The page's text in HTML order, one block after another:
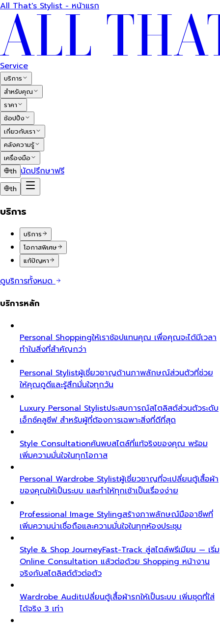
All That's Stylist - หน้าแรก
Service
บริการ
สำหรับคุณ
ราคา
ช้อปปิ้ง
เกี่ยวกับเรา
คลังความรู้
เครื่องมือ
th นัดปรึกษาฟรี
th
บริการ
บริการ
โอกาสพิเศษ
แก้ปัญหา
ดูบริการทั้งหมด
บริการหลัก
Personal Shoppingให้เราช้อปแทนคุณ เพื่อคุณจะได้มีเวลา
ทำในสิ่งที่สำคัญกว่า
Personal Stylistผู้เชี่ยวชาญด้านภาพลักษณ์ส่วนตัวที่ช่วย
ให้คุณดูดีและรู้สึกมั่นใจทุกวัน
Luxury Personal Stylistประสบการณ์สไตลิสต์ส่วนตัวระดับ
เอ็กซ์คลูซีฟ สำหรับผู้ที่ต้องการเฉพาะสิ่งที่ดีที่สุด
Style Consultationค้นพบสไตล์ที่แท้จริงของคุณ พร้อม
เพิ่มความมั่นใจในทุกโอกาส
Personal Wardrobe Stylistผู้เชี่ยวชาญที่จะเปลี่ยนตู้เสื้อผ้า
ของคุณให้เป็นระบบ และทำให้ทุกเช้าเป็นเรื่องง่าย
Professional Image Stylingสร้างภาพลักษณ์มืออาชีพที่
เพิ่มความน่าเชื่อถือและความมั่นใจในทุกห้องประชุม
Style & Shop JourneyFast-Track สู่สไตล์พรีเมียม — เริ่ม
Online Consultation แล้วต่อด้วย Shopping หน้างาน
จริงกับสไตลิสต์ตัวต่อตัว
Wardrobe Auditเปลี่ยนตู้เสื้อผ้ารกให้เป็นระบบ เพิ่มชุดที่ใส่
ได้จริง 3 เท่า